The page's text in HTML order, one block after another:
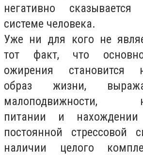
негативно
системе человека.
Уже ни для кого не
тот факт, что
ожирения становится
образ жизни,
малоподвижности,
питании и
постоянной стрессовой
наличии целого